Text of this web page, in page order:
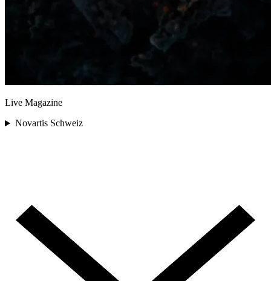
Live Magazine
Novartis Schweiz